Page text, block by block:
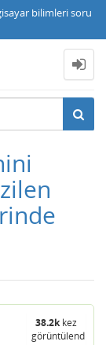
bilimleri soru
38.2kkez
görüntülendi